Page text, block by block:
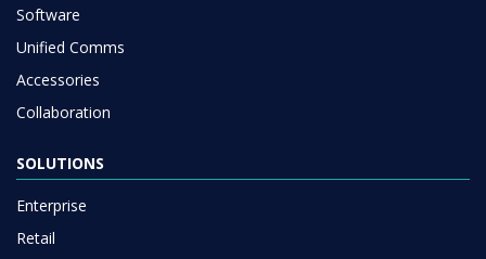
Software
Unified Comms
Accessories
Collaboration
SOLUTIONS
Enterprise
Retail